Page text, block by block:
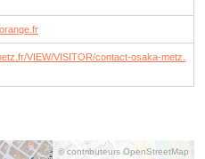
VIEW/VISITOR/contact-osaka-metz.
© contributeurs OpenStreetMap